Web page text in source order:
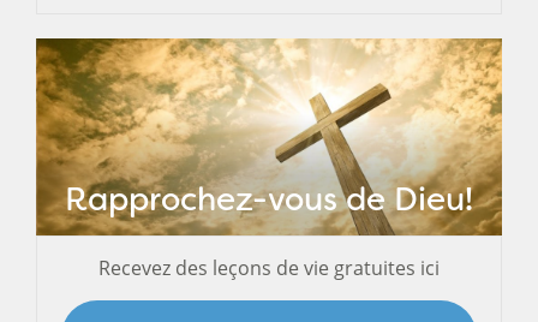
Rapprochez-vous de Dieu!
Recevez des leçons de vie gratuites ici